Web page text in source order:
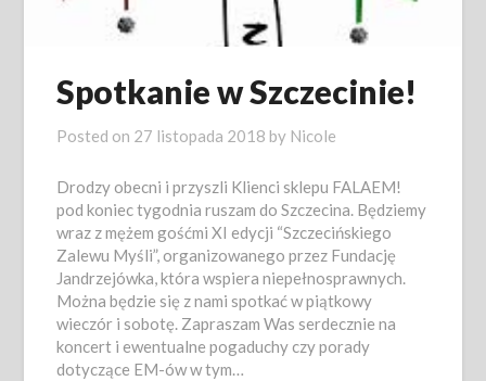
Spotkanie w Szczecinie!
Posted on 27 listopada 2018 by Nicole
Drodzy obecni i przyszli Klienci sklepu FALAEM!
pod koniec tygodnia ruszam do Szczecina. Będziemy
wraz z mężem gośćmi XI edycji “Szczecińskiego
Zalewu Myśli”, organizowanego przez Fundację
Jandrzejówka, która wspiera niepełnosprawnych.
Można będzie się z nami spotkać w piątkowy
wieczór i sobotę. Zapraszam Was serdecznie na
koncert i ewentualne pogaduchy czy porady
dotyczące EM-ów w tym…